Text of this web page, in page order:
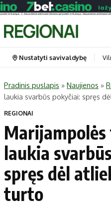
Portalas
Pradinis puslapis
Savivaldybės
Naujausi
Lietuva
Pasaulis
Nustatyti savivaldybę
Pradinis puslapis » Naujienos »
laukia svarbūs pokyčiai: spręs
REGIONAI
laukia
spręs dėl
turto